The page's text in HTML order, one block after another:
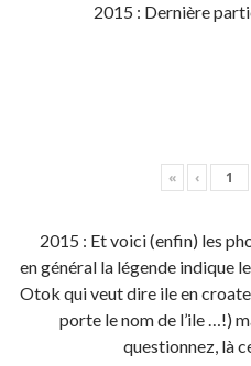
2015 : Dernière
« ‹
2015 : Et voici (enfin) les
en général la légende indique
Otok qui veut dire ile en
porte le nom de l’ile …!)
questionnez, là